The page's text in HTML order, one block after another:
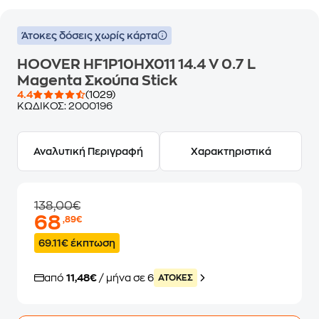
Άτοκες δόσεις χωρίς κάρτα
HOOVER HF1P10HX011 14.4 V 0.7 L
Magenta Σκούπα Stick
4.4
(1029)
ΚΩΔΙΚΟΣ: 2000196
Αναλυτική Περιγραφή Χαρακτηριστικά
138,00€
68,89€
69.11€ έκπτωση
από 11,48€ / μήνα σε 6 ATOKEΣ